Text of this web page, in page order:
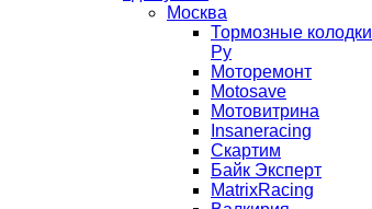
Москва
Тормозные колодки
Ру
Моторемонт
Motosave
Мотовитрина
Insaneracing
Скартим
Байк Эксперт
MatrixRacing